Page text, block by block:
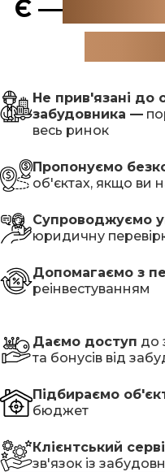
Є —МИ
Не прив'язані до
забудовника —
весь ринок
Пропонуємо
об'єктах, якщо ви
Супроводжуємо
юридичну
Допомагаємо з
реінвестуванням
Даємо доступ до
та бонусів від
Підбираємо
бюджет
Клієнтський
зв'язок із